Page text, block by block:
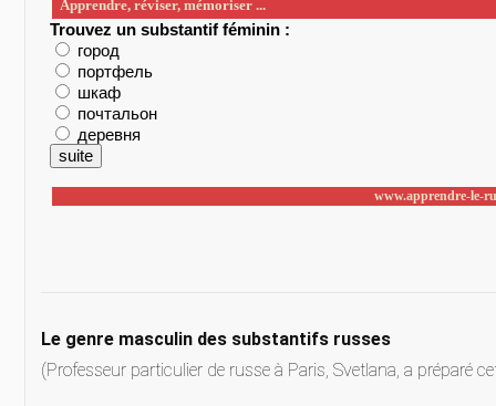
Le genre masculin des substantifs russes
(Professeur particulier de russe à Paris, Svetlana, a préparé